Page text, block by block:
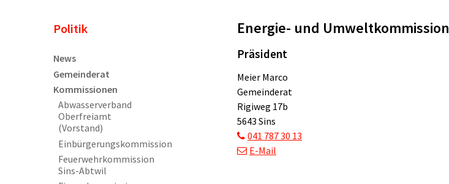
Unternavigation
Politik
News
Gemeinderat
Kommissionen
Abwasserverband
Oberfreiamt
(Vorstand)
Einbürgerungskommission
Feuerwehrkommission
Sins-Abtwil
Energie- und Umweltkommission
Präsident
Meier Marco
Gemeinderat
Rigiweg 17b
5643 Sins
041 787 30 13
E-Mail